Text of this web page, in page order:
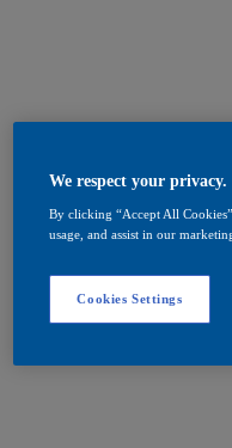
We respect your privacy.
By clicking “Accept All
usage, and assist in our
Cookies Settings